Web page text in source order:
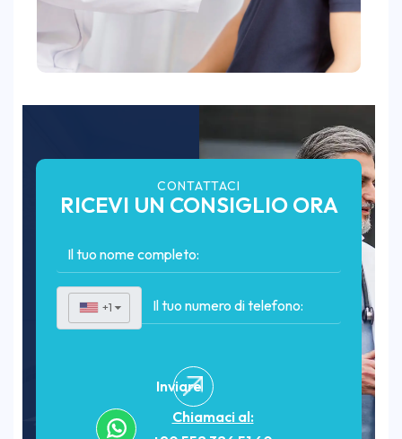
CONTATTACI
RICEVI UN CONSIGLIO ORA
+1 ▼
Inviare
Chiamaci al: